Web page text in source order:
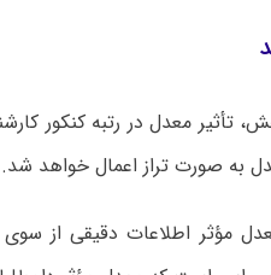
به صورت تراز اعمال خواهد شد.
مؤثر اطلاعات دقیقی از